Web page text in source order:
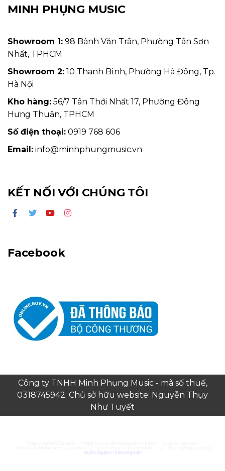
MINH PHỤNG MUSIC
Showroom 1: 98 Bành Văn Trân, Phường Tân Sơn
Nhất, TPHCM
Showroom 2: 10 Thanh Bình, Phường Hà Đông, Tp.
Hà Nội
Kho hàng: 56/7 Tân Thới Nhất 17, Phường Đông
Hưng Thuận, TPHCM
Số điện thoại: 0919 768 606
Email: info@minhphungmusic.vn
KẾT NỐI VỚI CHÚNG TÔI
Facebook
Công ty TNHH Minh Phụng Music - mã số thuế,
0318745942. Chủ sở hữu website: Nguyễn Thụy
Như Tuyết
psykologpernillezoega.dk